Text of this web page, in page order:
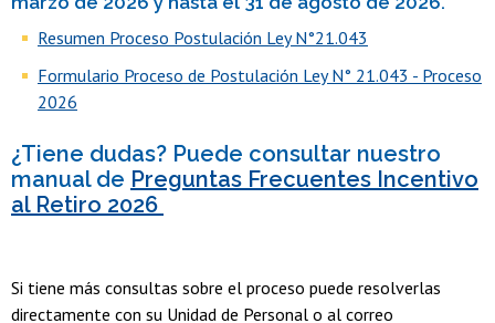
Resumen Proceso Postulación Ley N°21.043
Formulario Proceso de Postulación Ley N° 21.043 - Proceso
2026
¿Tiene dudas? Puede consultar nuestro
manual de Preguntas Frecuentes Incentivo
al Retiro 2026
Si tiene más consultas sobre el proceso puede resolverlas
directamente con su Unidad de Personal o al correo